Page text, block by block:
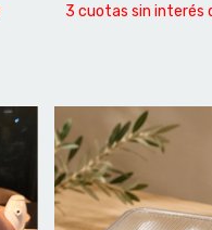
3 cuotas sin interés